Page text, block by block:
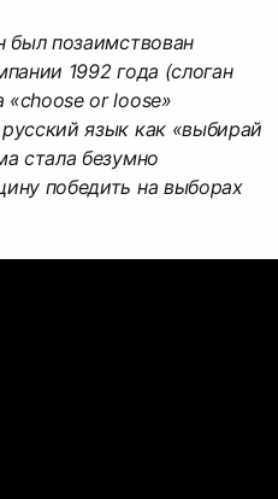
был позаимствован
1992 года (слоган
«choose or loose»
язык как «выбирай
стала безумно
победить на выборах